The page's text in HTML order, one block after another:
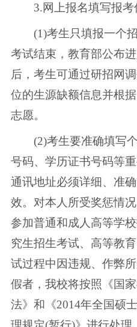
3.网上报名填写报考
(1)考生只填报一个招
考试结束，教育部公布
后，考生可通过研招网
位的生源缺额信息并根
志愿。
(2)考生要准确填写个
号码、学历证书号码等
通讯地址必须详细、准
效。对本人所受奖惩情
参加普通和成人高等学
究生招生考试、高等教
试过程中因违规、作弊
假者，我校将按照《国
法》和《2014年全国硕